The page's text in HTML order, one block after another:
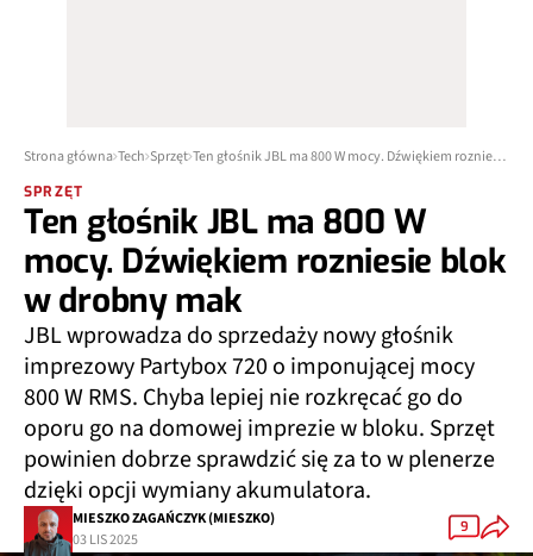
Strona główna Tech Sprzęt Ten głośnik JBL ma 800 W mocy. Dźwiękiem rozniesie blok w drobny mak
SPRZĘT
Ten głośnik JBL ma 800 W
mocy. Dźwiękiem rozniesie blok
w drobny mak
JBL wprowadza do sprzedaży nowy głośnik
imprezowy Partybox 720 o imponującej mocy
800 W RMS. Chyba lepiej nie rozkręcać go do
oporu go na domowej imprezie w bloku. Sprzęt
powinien dobrze sprawdzić się za to w plenerze
dzięki opcji wymiany akumulatora.
MIESZKO ZAGAŃCZYK (MIESZKO)
03 LIS 2025
9